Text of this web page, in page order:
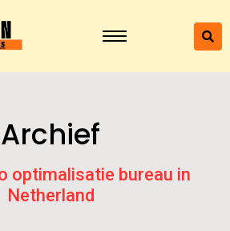
Archief
optimalisatie bureau in
Netherland